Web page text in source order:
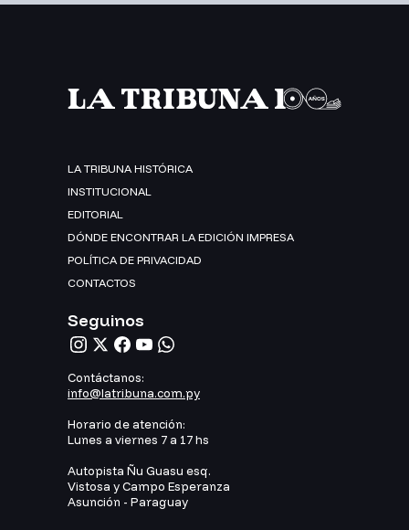
LA TRIBUNA HISTÓRICA
INSTITUCIONAL
EDITORIAL
DÓNDE ENCONTRAR LA EDICIÓN IMPRESA
POLÍTICA DE PRIVACIDAD
CONTACTOS
Seguinos
Contáctanos:
info@latribuna.com.py
Horario de atención:
Lunes a viernes 7 a 17 hs
Autopista Ñu Guasu esq.
Vistosa y Campo Esperanza
Asunción - Paraguay